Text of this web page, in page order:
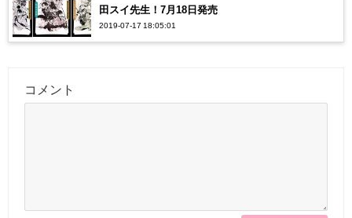
田スイ先生！7月18日発売
2019-07-17 18:05:01
コメント